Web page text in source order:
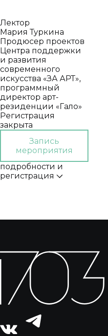
Лектор
Мария Туркина
Продюсер проектов
Центра поддержки
и развития
современного
искусства «ЗА АРТ»,
программный
директор арт-
резиденции «Гало»
Регистрация
закрыта
Запись
мероприятия
подробности и
регистрация